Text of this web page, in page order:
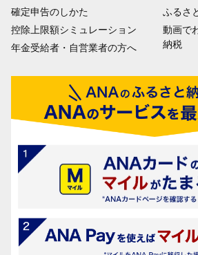
確定申告のしかた
控除上限額シミュレーション
年金受給者・自営業者の方へ
ふるさ
動画で
納税